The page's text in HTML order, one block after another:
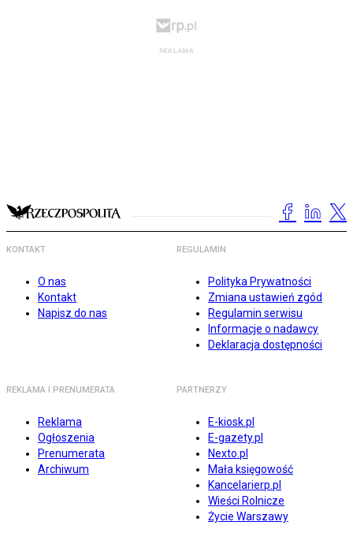
KONTAKT
O nas
Kontakt
Napisz do nas
REGULAMIN
Polityka Prywatności
Zmiana ustawień zgód
Regulamin serwisu
Informacje o nadawcy
Deklaracja dostępności
REKLAMA I PRENUMERATA
Reklama
Ogłoszenia
Prenumerata
Archiwum
PARTNERZY
E-kiosk.pl
E-gazety.pl
Nexto.pl
Mała księgowość
Kancelarierp.pl
Wieści Rolnicze
Życie Warszawy